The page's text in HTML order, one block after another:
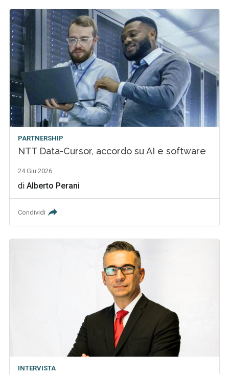
PARTNERSHIP
NTT Data-Cursor, accordo su AI e software
24 Giu 2026
diAlberto Perani
Condividi
INTERVISTA